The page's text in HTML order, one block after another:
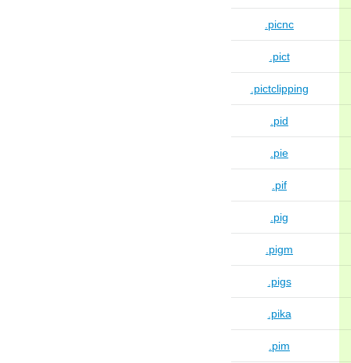
.picnc
.pict
.pictclipping
.pid
.pie
.pif
.pig
.pigm
.pigs
.pika
.pim